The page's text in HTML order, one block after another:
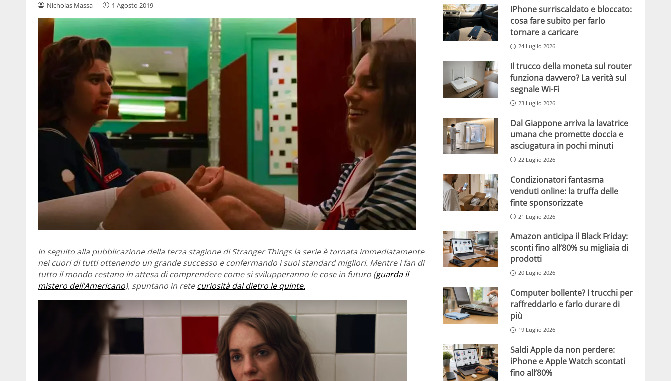
Nicholas Massa - 1 Agosto 2019
In seguito alla pubblicazione della terza stagione di Stranger Things la serie è tornata immediatamente
nei cuori di tutti ottenendo un grande successo e confermando i suoi standard migliori. Mentre i fan di
tutto il mondo restano in attesa di comprendere come si svilupperanno le cose in futuro (guarda il
mistero dell’Americano), spuntano in retecuriosità dal dietro le quinte.
IPhone surriscaldato e bloccato:
cosa fare subito per farlo
tornare a caricare
24 Luglio 2026
Il trucco della moneta sul router
funziona davvero? La verità sul
segnale Wi-Fi
23 Luglio 2026
Dal Giappone arriva la lavatrice
umana che promette doccia e
asciugatura in pochi minuti
22 Luglio 2026
Condizionatori fantasma
venduti online: la truffa delle
finte sponsorizzate
21 Luglio 2026
Amazon anticipa il Black Friday:
sconti fino all’80% su migliaia di
prodotti
20 Luglio 2026
Computer bollente? I trucchi per
raffreddarlo e farlo durare di
più
19 Luglio 2026
Saldi Apple da non perdere:
iPhone e Apple Watch scontati
fino all’80%